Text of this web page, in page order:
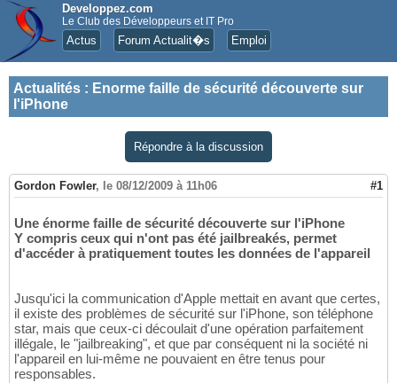
Developpez.com
Le Club des Développeurs et IT Pro
Actus Forum Actualit�s Emploi
Actualités : Enorme faille de sécurité découverte sur
l'iPhone
Répondre à la discussion
Gordon Fowler, le 08/12/2009 à 11h06 #1
Une énorme faille de sécurité découverte sur l'iPhone
Y compris ceux qui n'ont pas été jailbreakés, permet
d'accéder à pratiquement toutes les données de l'appareil
Jusqu'ici la communication d'Apple mettait en avant que certes,
il existe des problèmes de sécurité sur l'iPhone, son téléphone
star, mais que ceux-ci découlait d'une opération parfaitement
illégale, le "jailbreaking", et que par conséquent ni la société ni
l'appareil en lui-même ne pouvaient en être tenus pour
responsables.